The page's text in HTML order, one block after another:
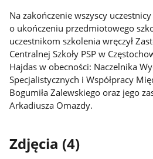
Na zakończenie wszyscy
o ukończeniu przedmiotowego
uczestnikom szkolenia wręczył
Centralnej Szkoły PSP w
Hajdas w obecności: Naczelnika
Specjalistycznych i Współpracy
Bogumiła Zalewskiego oraz jego
Arkadiusza Omazdy.
Zdjęcia (4)